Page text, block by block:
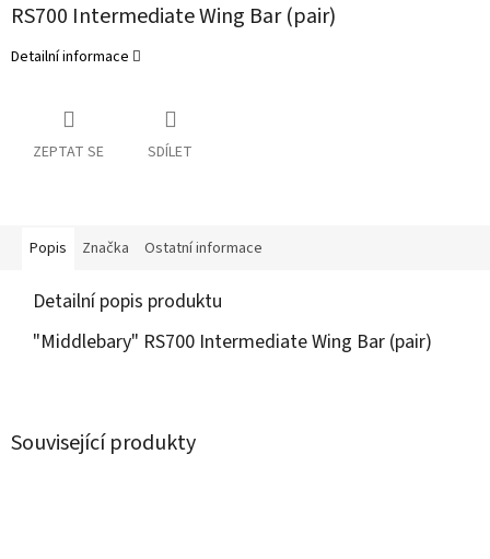
RS700 Intermediate Wing Bar (pair)
Detailní informace
ZEPTAT SE SDÍLET
Související produkty
Popis Značka Ostatní informace
Detailní popis produktu
"Middlebary" RS700 Intermediate Wing Bar (pair)